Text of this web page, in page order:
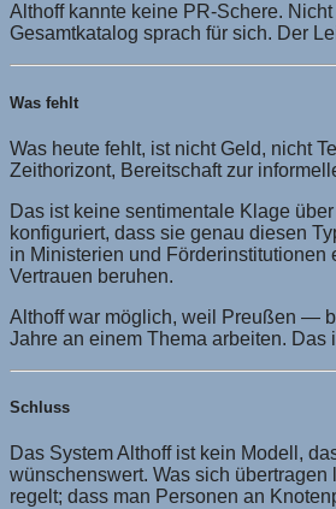
Althoff kannte keine PR-Schere.
Gesamtkatalog sprach für sich. Der
Was fehlt
Was heute fehlt, ist nicht Geld, nicht
Zeithorizont, Bereitschaft zur
Das ist keine sentimentale Klage
konfiguriert, dass sie genau diesen
in Ministerien und
Vertrauen beruhen.
Althoff war möglich, weil Preußen —
Jahre an einem Thema arbeiten.
Schluss
Das System Althoff ist kein Modell,
wünschenswert. Was sich
regelt; dass man Personen an